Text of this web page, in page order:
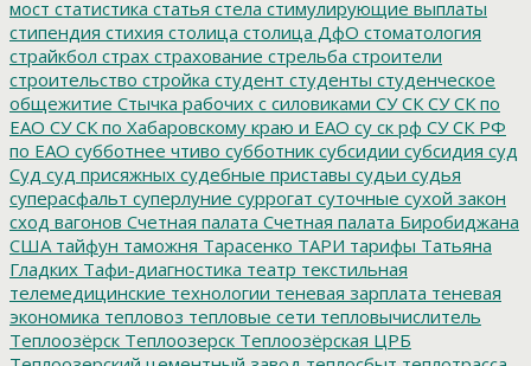
мост статистика статья стела стимулирующие выплаты
стипендия стихия столица столица ДфО стоматология
страйкбол страх страхование стрельба строители
строительство стройка студент студенты студенческое
общежитие Стычка рабочих с силовиками СУ СК СУ СК по
ЕАО СУ СК по Хабаровскому краю и ЕАО су ск рф СУ СК РФ
по ЕАО субботнее чтиво субботник субсидии субсидия суд
Суд суд присяжных судебные приставы судьи судья
суперасфальт суперлуние суррогат суточные сухой закон
сход вагонов Счетная палата Счетная палата Биробиджана
США тайфун таможня Тарасенко ТАРИ тарифы Татьяна
Гладких Тафи-диагностика театр текстильная
телемедицинские технологии теневая зарплата теневая
экономика тепловоз тепловые сети тепловычислитель
Теплоозёрск Теплоозерск Теплоозёрская ЦРБ